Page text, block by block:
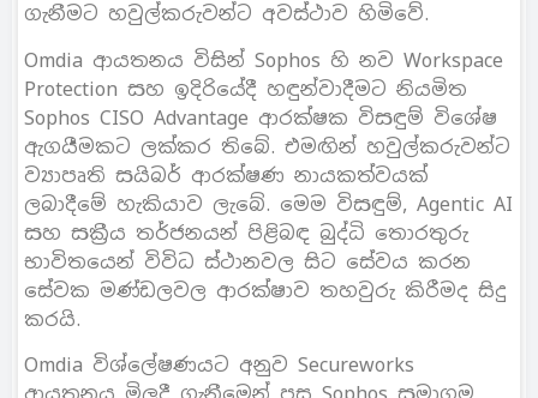
ගැනීමට හවුල්කරුවන්ට අවස්ථාව හිමිවේ.
Omdia ආයතනය විසින් Sophos හි නව Workspace
Protection සහ ඉදිරියේදී හඳුන්වාදීමට නියමිත
Sophos CISO Advantage ආරක්ෂක විසඳුම් විශේෂ
ඇගයීමකට ලක්කර තිබේ. එමඟින් හවුල්කරුවන්ට
ව්‍යාපෘති සයිබර් ආරක්ෂණ නායකත්වයක්
ලබාදීමේ හැකියාව ලැබේ. මෙම විසඳුම්, Agentic AI
සහ සක්‍රීය තර්ජනයන් පිළිබඳ බුද්ධි තොරතුරු
භාවිතයෙන් විවිධ ස්ථානවල සිට සේවය කරන
සේවක මණ්ඩලවල ආරක්ෂාව තහවුරු කිරීමද සිදු
කරයි.
Omdia විශ්ලේෂණයට අනුව Secureworks